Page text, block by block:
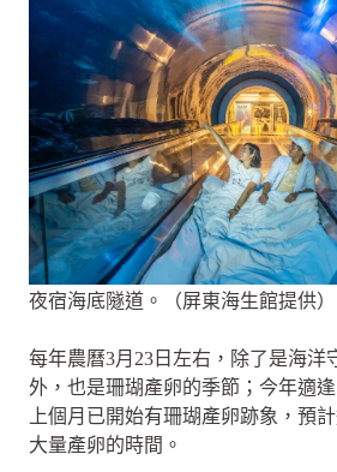
夜宿海底隧道。（屏東海生館提供）
每年農曆3月23日左右，除了是海洋
外，也是珊瑚產卵的季節；今年適
上個月已開始有珊瑚產卵跡象，預
大量產卵的時間。